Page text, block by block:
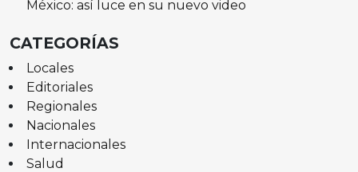
México: así luce en su nuevo video
CATEGORÍAS
Locales
Editoriales
Regionales
Nacionales
Internacionales
Salud